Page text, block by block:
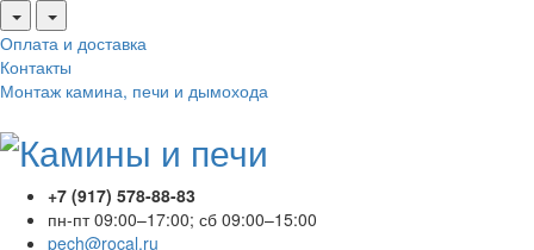
Оплата и доставка
Контакты
Монтаж камина, печи и дымохода
+7 (917) 578-88-83
пн-пт 09:00–17:00; сб 09:00–15:00
pech@rocal.ru